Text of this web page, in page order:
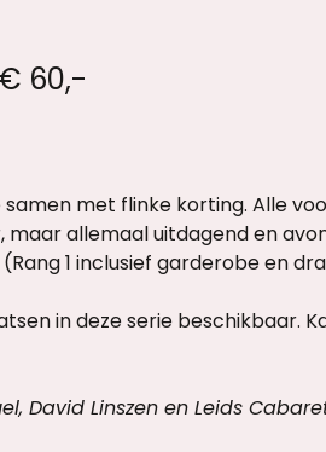
60,-
met flinke korting. Alle
allemaal uitdagend en
(Rang 1 inclusief garderobe en
in deze serie beschikbaar.
David Linszen en Leids